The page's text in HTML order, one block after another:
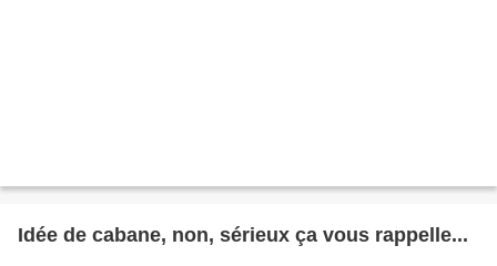
Idée de cabane, non, sérieux ça vous rappelle...